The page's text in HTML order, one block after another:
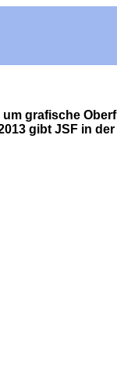
grafische
gibt JSF in der